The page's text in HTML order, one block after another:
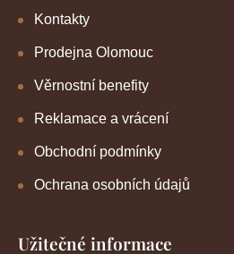
Kontakty
Prodejna Olomouc
Věrnostní benefity
Reklamace a vrácení
Obchodní podmínky
Ochrana osobních údajů
Užitečné informace